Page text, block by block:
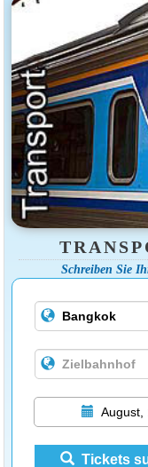
Schreiben Sie
August,
Tickets